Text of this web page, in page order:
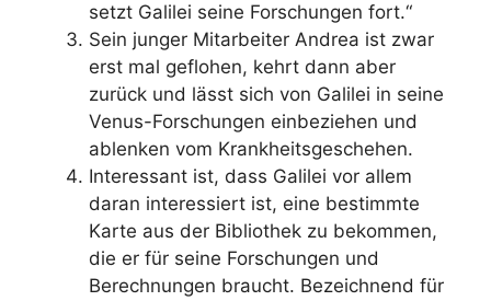
setzt Galilei seine Forschungen fort.“
Sein junger Mitarbeiter Andrea ist zwar
erst mal geflohen, kehrt dann aber
zurück und lässt sich von Galilei in seine
Venus-Forschungen einbeziehen und
ablenken vom Krankheitsgeschehen.
Interessant ist, dass Galilei vor allem
daran interessiert ist, eine bestimmte
Karte aus der Bibliothek zu bekommen,
die er für seine Forschungen und
Berechnungen braucht. Bezeichnend für